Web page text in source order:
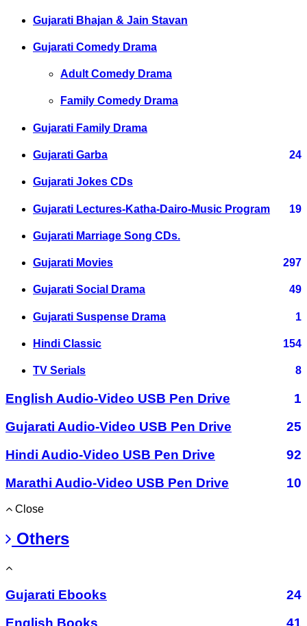
Gujarati Bhajan & Jain Stavan
Gujarati Comedy Drama
Adult Comedy Drama
Family Comedy Drama
Gujarati Family Drama
Gujarati Garba 24
Gujarati Jokes CDs
Gujarati Lectures-Katha-Dairo-Music Program 19
Gujarati Marriage Song CDs.
Gujarati Movies 297
Gujarati Social Drama 49
Gujarati Suspense Drama 1
Hindi Classic 154
TV Serials 8
English Audio-Video USB Pen Drive
1
Gujarati Audio-Video USB Pen Drive
25
Hindi Audio-Video USB Pen Drive
92
Marathi Audio-Video USB Pen Drive
10
Close
Others
Gujarati Ebooks
24
English Books
41